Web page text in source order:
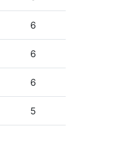
6
6
6
5